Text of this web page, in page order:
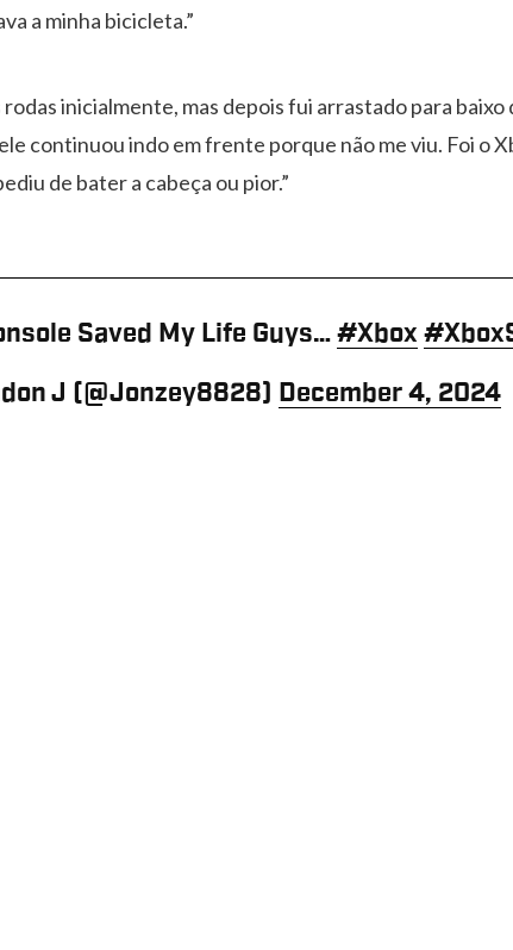
a minha bicicleta.”
rodas inicialmente, mas depois fui arrastado para baixo
continuou indo em frente porque não me viu. Foi o
de bater a cabeça ou pior.”
Saved My Life Guys… #Xbox
J (@Jonzey8828) December 4, 2024